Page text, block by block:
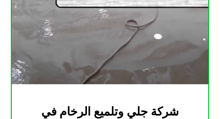
شركة جلي وتلميع الرخام في